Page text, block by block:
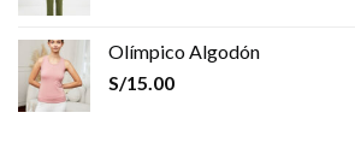
Olímpico Algodón
S/15.00